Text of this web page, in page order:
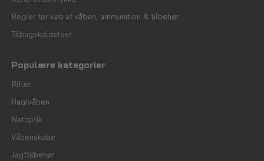
Regler for køb af våben, ammunition & tilbehør
Tilbagekaldelser
Populære kategorier
Rifler
Haglvåben
Natoptik
Våbenskabe
Jagttilbehør